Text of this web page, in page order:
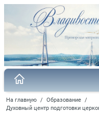
На главную / Образование /
Духовный центр подготовки